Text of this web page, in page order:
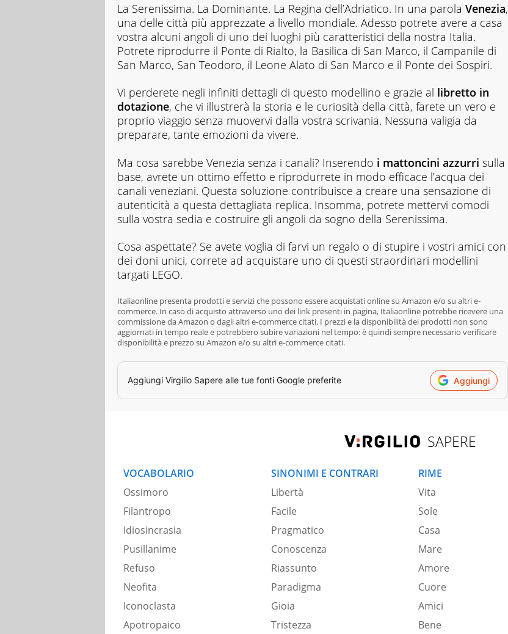
La Serenissima. La Dominante. La Regina dell’Adriatico. In una parola Venezia,
una delle città più apprezzate a livello mondiale. Adesso potrete avere a casa
vostra alcuni angoli di uno dei luoghi più caratteristici della nostra Italia.
Potrete riprodurre il Ponte di Rialto, la Basilica di San Marco, il Campanile di
San Marco, San Teodoro, il Leone Alato di San Marco e il Ponte dei Sospiri.
Vi perderete negli infiniti dettagli di questo modellino e grazie al libretto in
dotazione, che vi illustrerà la storia e le curiosità della città, farete un vero e
proprio viaggio senza muovervi dalla vostra scrivania. Nessuna valigia da
preparare, tante emozioni da vivere.
Ma cosa sarebbe Venezia senza i canali? Inserendo i mattoncini azzurri sulla
base, avrete un ottimo effetto e riprodurrete in modo efficace l’acqua dei
canali veneziani. Questa soluzione contribuisce a creare una sensazione di
autenticità a questa dettagliata replica. Insomma, potrete mettervi comodi
sulla vostra sedia e costruire gli angoli da sogno della Serenissima.
Cosa aspettate? Se avete voglia di farvi un regalo o di stupire i vostri amici con
dei doni unici, correte ad acquistare uno di questi straordinari modellini
targati LEGO.
Italiaonline presenta prodotti e servizi che possono essere acquistati online su Amazon e/o su altri e-
commerce. In caso di acquisto attraverso uno dei link presenti in pagina, Italiaonline potrebbe ricevere una
commissione da Amazon o dagli altri e-commerce citati. I prezzi e la disponibilità dei prodotti non sono
aggiornati in tempo reale e potrebbero subire variazioni nel tempo: è quindi sempre necessario verificare
disponibilità e prezzo su Amazon e/o su altri e-commerce citati.
Aggiungi Virgilio Sapere alle tue fonti Google preferite Aggiungi
SAPERE
VOCABOLARIO
Ossimoro
Filantropo
Idiosincrasia
Pusillanime
Refuso
Neofita
Iconoclasta
Apotropaico
SINONIMI E CONTRARI
Libertà
Facile
Pragmatico
Conoscenza
Riassunto
Paradigma
Gioia
Tristezza
RIME
Vita
Sole
Casa
Mare
Amore
Cuore
Amici
Bene